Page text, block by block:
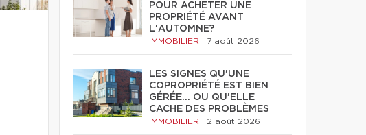
POUR ACHETER UNE
PROPRIÉTÉ AVANT
L'AUTOMNE?
IMMOBILIER 7 août 2026
LES SIGNES QU'UNE
COPROPRIÉTÉ EST BIEN
GÉRÉE… OU QU'ELLE
CACHE DES PROBLÈMES
IMMOBILIER 2 août 2026